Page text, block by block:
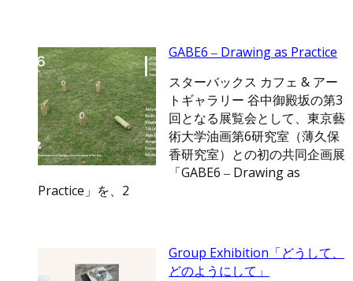
GABE6 ‒ Drawing as Practice
スターバックス カフェ & アー
トギャラリー 谷中御殿坂の第3
回となる展覧会として、東京藝
術大学油画第6研究室（薄久保
香研究室）との初の共同企画展
「GABE6 ‒ Drawing as
Practice」を、2
Group Exhibition「どうして、
どのようにして」